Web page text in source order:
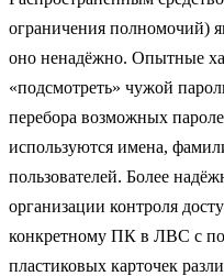
ограничения полномочий)
оно ненадёжно. Опытные
«подсмотреть» чужой
перебора возможных
используются имена,
пользователей. Более
организации контроля
конкретному ПК в ЛВС с
пластиковых карточек